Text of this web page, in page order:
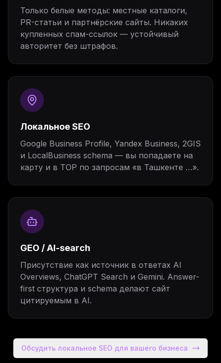
Только белые методы: местные каталоги,
PR-статьи и партнёрские сайты. Никаких
купленных спам-ссылок — устойчивый
авторитет без штрафов.
Локальное SEO
Google Business Profile, Yandex Business, 2GIS
и LocalBusiness schema — вы попадаете на
карту и в TOP по запросам «в Ташкенте …».
GEO / AI-search
Присутствие как источник в ответах AI
Overviews, ChatGPT Search и Gemini. Answer-
first структура и schema делают сайт
цитируемым в AI.
Обсудить локальное SEO для вашего бизнеса